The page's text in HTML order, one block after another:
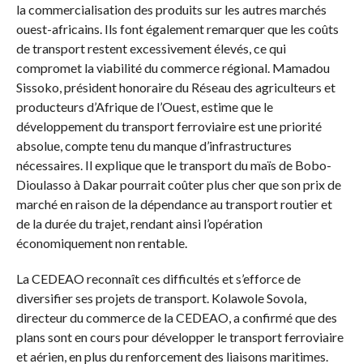
la commercialisation des produits sur les autres marchés
ouest-africains. Ils font également remarquer que les coûts
de transport restent excessivement élevés, ce qui
compromet la viabilité du commerce régional. Mamadou
Sissoko, président honoraire du Réseau des agriculteurs et
producteurs d’Afrique de l’Ouest, estime que le
développement du transport ferroviaire est une priorité
absolue, compte tenu du manque d’infrastructures
nécessaires. Il explique que le transport du maïs de Bobo-
Dioulasso à Dakar pourrait coûter plus cher que son prix de
marché en raison de la dépendance au transport routier et
de la durée du trajet, rendant ainsi l’opération
économiquement non rentable.
La CEDEAO reconnaît ces difficultés et s’efforce de
diversifier ses projets de transport. Kolawole Sovola,
directeur du commerce de la CEDEAO, a confirmé que des
plans sont en cours pour développer le transport ferroviaire
et aérien, en plus du renforcement des liaisons maritimes.